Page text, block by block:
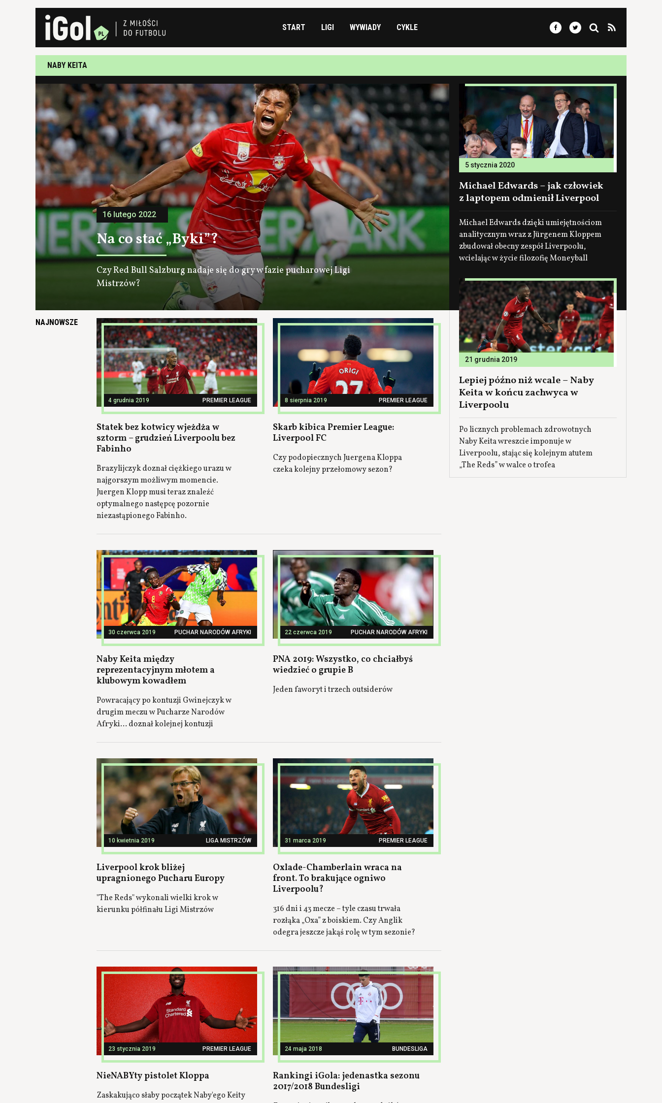
START LIGI WYWIADY CYKLE
NABY KEITA
16 lutego 2022
Na co stać „Byki”?
Czy Red Bull Salzburg nadaje się do gry w fazie pucharowej Ligi
Mistrzów?
5 stycznia 2020
Michael Edwards – jak człowiek
z laptopem odmienił Liverpool
Michael Edwards dzięki umiejętnościom
analitycznym wraz z Jürgenem Kloppem
zbudował obecny zespół Liverpoolu,
wcielając w życie filozofię Moneyball
21 grudnia 2019
Lepiej późno niż wcale – Naby
Keita w końcu zachwyca w
Liverpoolu
Po licznych problemach zdrowotnych
Naby Keita wreszcie imponuje w
Liverpoolu, stając się kolejnym atutem
„The Reds” w walce o trofea
NAJNOWSZE
4 grudnia 2019 PREMIER LEAGUE
Statek bez kotwicy wjeżdża w
sztorm – grudzień Liverpoolu bez
Fabinho
Brazylijczyk doznał ciężkiego urazu w
najgorszym możliwym momencie.
Juergen Klopp musi teraz znaleźć
optymalnego następcę pozornie
niezastąpionego Fabinho.
8 sierpnia 2019 PREMIER LEAGUE
Skarb kibica Premier League:
Liverpool FC
Czy podopiecznych Juergena Kloppa
czeka kolejny przełomowy sezon?
30 czerwca 2019 PUCHAR NARODÓW AFRYKI
Naby Keita między
reprezentacyjnym młotem a
klubowym kowadłem
Powracający po kontuzji Gwinejczyk w
drugim meczu w Pucharze Narodów
Afryki... doznał kolejnej kontuzji
22 czerwca 2019 PUCHAR NARODÓW AFRYKI
PNA 2019: Wszystko, co chciałbyś
wiedzieć o grupie B
Jeden faworyt i trzech outsiderów
10 kwietnia 2019 LIGA MISTRZÓW
Liverpool krok bliżej
upragnionego Pucharu Europy
"The Reds" wykonali wielki krok w
kierunku półfinału Ligi Mistrzów
31 marca 2019 PREMIER LEAGUE
Oxlade-Chamberlain wraca na
front. To brakujące ogniwo
Liverpoolu?
316 dni i 43 mecze – tyle czasu trwała
rozłąka „Oxa” z boiskiem. Czy Anglik
odegra jeszcze jakąś rolę w tym sezonie?
23 stycznia 2019 PREMIER LEAGUE
NieNABYty pistolet Kloppa
Zaskakująco słaby początek Naby'ego Keity
24 maja 2018 BUNDESLIGA
Rankingi iGola: jedenastka sezonu
2017/2018 Bundesligi